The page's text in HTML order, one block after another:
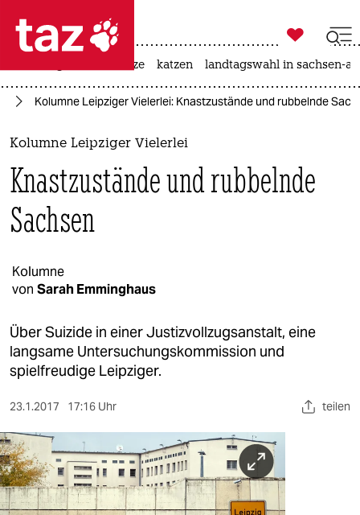
 taz zahl ich
taz zahl ich
themen
politik
öko
kultur
sport
berlin
nord
wahrheit
verlag
verlag

taz zahl ich
hitze katzen landtagswahl in sachsen-
Kolumne Leipziger Vielerlei: Knastzustände und rubbelnde
Kolumne Leipziger Vielerlei
Knastzustände und rubbelnde
Sachsen
Kolumne
von Sarah Emminghaus
Über Suizide in einer Justizvollzugsanstalt, eine
langsame Untersuchungskommission und
spielfreudige Leipziger.
23.1.2017 17:16 Uhr teilen